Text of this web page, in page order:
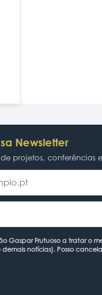
Newsletter
projetos, conferências
Gaspar Frutuoso a tratar o
demais notícias). Posso